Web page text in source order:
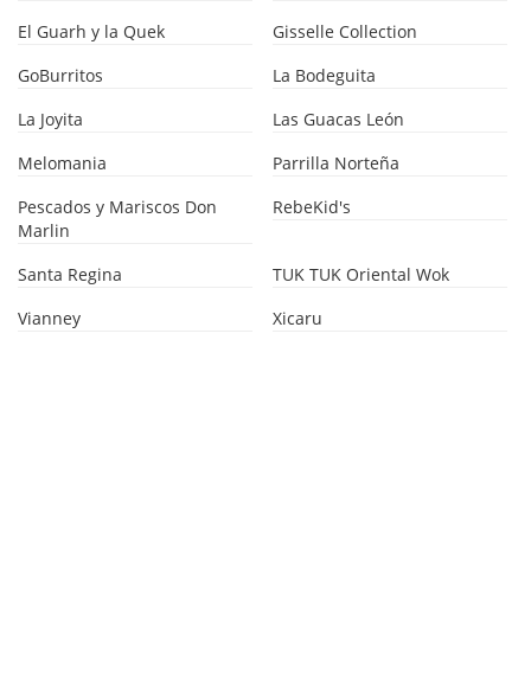
El Guarh y la Quek
Gisselle Collection
GoBurritos
La Bodeguita
La Joyita
Las Guacas León
Melomania
Parrilla Norteña
Pescados y Mariscos Don
Marlin
RebeKid's
Santa Regina
TUK TUK Oriental Wok
Vianney
Xicaru